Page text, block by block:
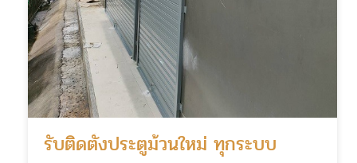
รับติดตั้งประตูม้วนใหม่ ทุกระบบ